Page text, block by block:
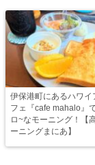
伊保港町にあるハワイ
フェ『cafe mahalo』
ロ~なモーニング！【
ーニングまにあ】